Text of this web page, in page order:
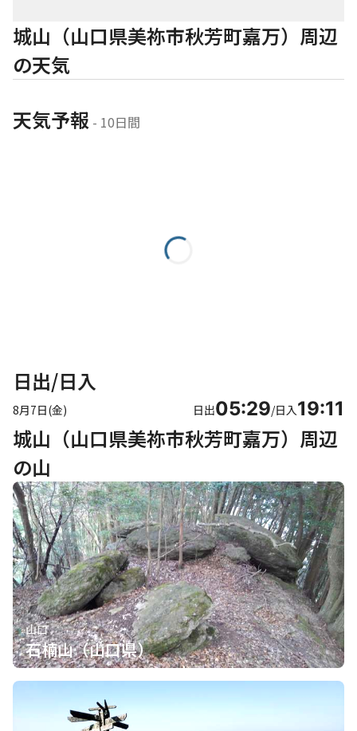
城山（山口県美祢市秋芳町嘉万）周辺
の天気
天気予報 - 10日間
日出/日入
8月7日(金) 日出05:29/日入19:11
城山（山口県美祢市秋芳町嘉万）周辺
の山
山口
石楠山（山口県）